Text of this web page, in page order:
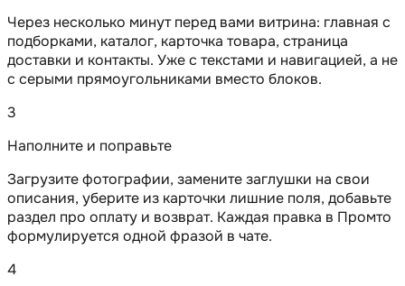
Через несколько минут перед вами витрина: главная с
подборками, каталог, карточка товара, страница
доставки и контакты. Уже с текстами и навигацией, а не
с серыми прямоугольниками вместо блоков.
3
Наполните и поправьте
Загрузите фотографии, замените заглушки на свои
описания, уберите из карточки лишние поля, добавьте
раздел про оплату и возврат. Каждая правка в Промто
формулируется одной фразой в чате.
4